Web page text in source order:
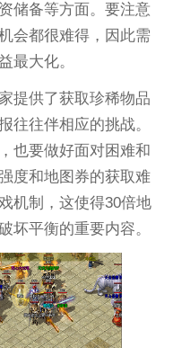
储备等方面。要注意
会都很难得，因此需
最大化。
提供了获取珍稀物品
往往伴相应的挑战。
也要做好面对困难和
度和地图券的获取难
机制，这使得30倍地
坏平衡的重要内容。